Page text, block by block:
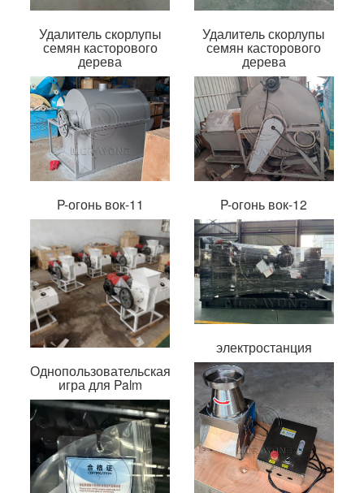
Удалитель скорлупы
семян касторового
дерева
P-огонь вок-11
Однопользовательская
игра для Palm
Удалитель скорлупы
семян касторового
дерева
P-огонь вок-12
электростанция